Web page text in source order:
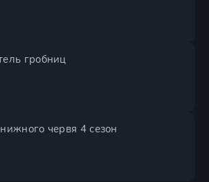
гробниц
червя 4 сезон